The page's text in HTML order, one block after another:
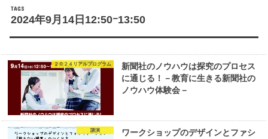
2024年9月14日12:50ｰ13:50
２０２４リアルプログラム
新聞社のノウハウは探究のプロセス
に通じる！－教育に生きる新聞社の
ノウハウ体験会－
講演
ワークショップのデザインとファシ